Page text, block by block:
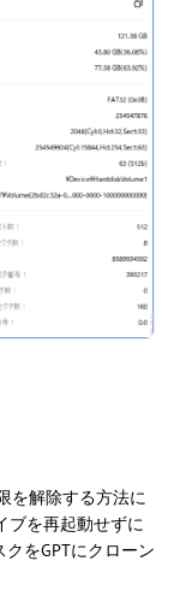
を解除する方法に
ブを再起動せずに
をGPTにクローン